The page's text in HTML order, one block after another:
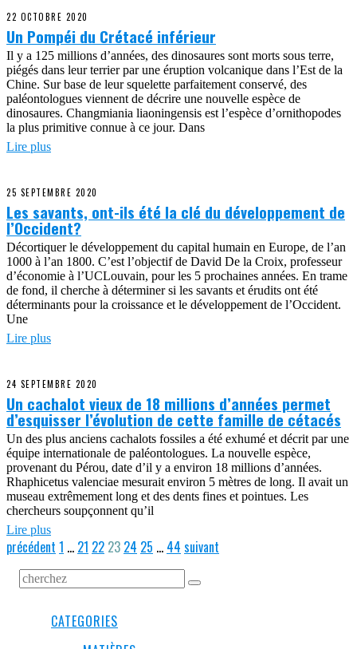
22 OCTOBRE 2020
Un Pompéi du Crétacé inférieur
Il y a 125 millions d’années, des dinosaures sont morts sous terre,
piégés dans leur terrier par une éruption volcanique dans l’Est de la
Chine. Sur base de leur squelette parfaitement conservé, des
paléontologues viennent de décrire une nouvelle espèce de
dinosaures. Changmiania liaoningensis est l’espèce d’ornithopodes
la plus primitive connue à ce jour. Dans
Lire plus
25 SEPTEMBRE 2020
Les savants, ont-ils été la clé du développement de
l’Occident?
Décortiquer le développement du capital humain en Europe, de l’an
1000 à l’an 1800. C’est l’objectif de David De la Croix, professeur
d’économie à l’UCLouvain, pour les 5 prochaines années. En trame
de fond, il cherche à déterminer si les savants et érudits ont été
déterminants pour la croissance et le développement de l’Occident.
Une
Lire plus
24 SEPTEMBRE 2020
Un cachalot vieux de 18 millions d’années permet
d’esquisser l’évolution de cette famille de cétacés
Un des plus anciens cachalots fossiles a été exhumé et décrit par une
équipe internationale de paléontologues. La nouvelle espèce,
provenant du Pérou, date d’il y a environ 18 millions d’années.
Rhaphicetus valenciae mesurait environ 5 mètres de long. Il avait un
museau extrêmement long et des dents fines et pointues. Les
chercheurs soupçonnent qu’il
Lire plus
précédent 1 … 21 22 23 24 25 … 44 suivant
CATEGORIES